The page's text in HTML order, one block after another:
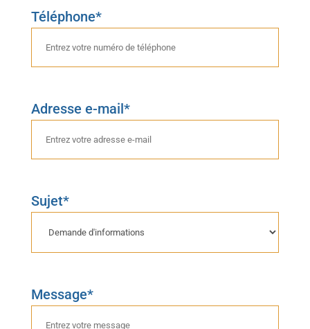
Téléphone*
Adresse e-mail*
Sujet*
Message*